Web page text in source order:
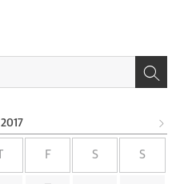
2017
F S S